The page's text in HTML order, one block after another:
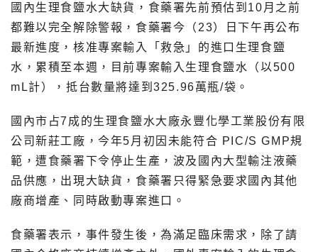
國內生理食鹽水大缺貨，食藥署先前預估到10月之前
都難以完全解除警報，食藥署今（23）日下午再公布
最新進度，核准專案輸入「救急」的進口生理食鹽
水，累積至本週，目前專案輸入生理食鹽水（以500
mL計），抵台數量將達到325.96萬瓶/袋。
國內市占7成的生理食鹽水大廠永豐化學工業股份有限
公司新莊工廠，今年5月初因未能符合 PIC/S GMP規
範，遭食藥署下令停止生產，波及國內大型輸注液藥
品供應，出現大缺貨，食藥署只得緊急要求國內其他
廠商增產、同時啟動專案進口。
食藥署表示，事件發生後，為滿足臨床需求，除了請